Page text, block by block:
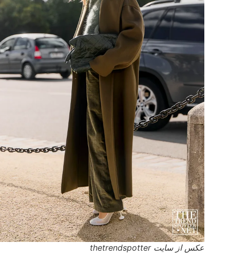
عکس از سایت thetrendspotter